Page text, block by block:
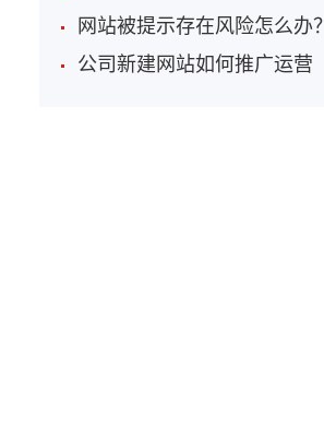
网站被提示存在风险怎么办？
公司新建网站如何推广运营